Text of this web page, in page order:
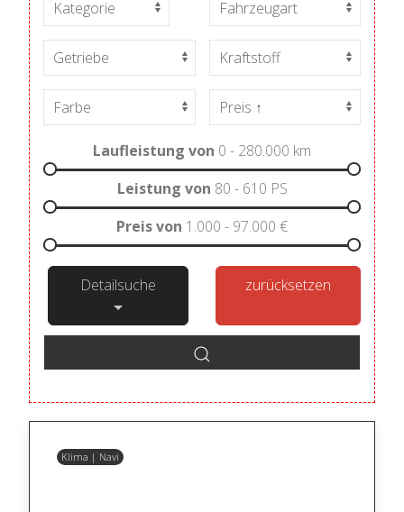
Laufleistung von 0 - 280.000 km
Leistung von 80 - 610 PS
Preis von 1.000 - 97.000 €
Detailsuche zurücksetzen
Klima | Navi